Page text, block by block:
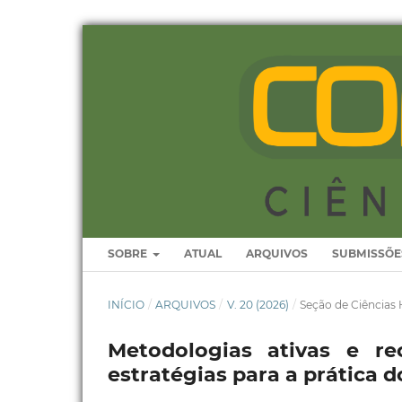
SOBRE ATUAL ARQUIVOS
INÍCIO / ARQUIVOS / V. 20 (2026) / Seção de Ciências
Metodologias ativas e
estratégias para a prática